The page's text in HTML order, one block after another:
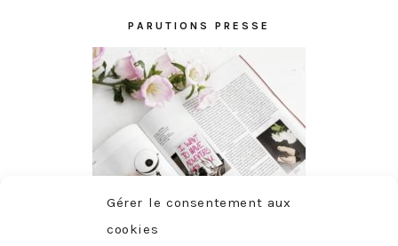
Gérer le consentement aux
cookies
PARUTIONS PRESSE